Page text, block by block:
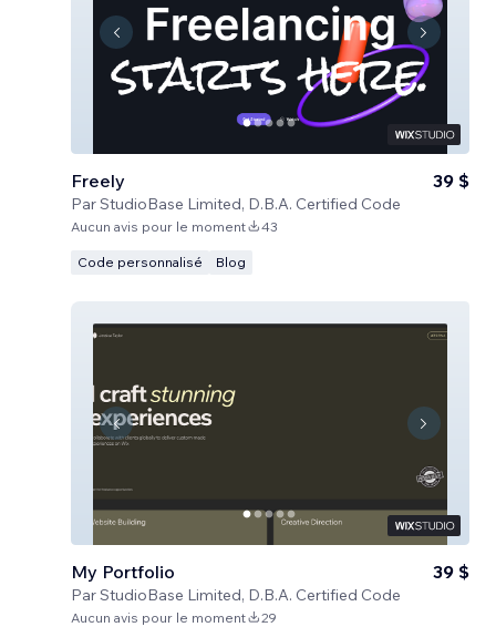
Freely
ParStudioBase Limited, D.B.A. Certified Code
39 $
Aucun avis pour le moment 43
Code personnalisé Blog
My Portfolio
ParStudioBase Limited, D.B.A. Certified Code
39 $
Aucun avis pour le moment 29